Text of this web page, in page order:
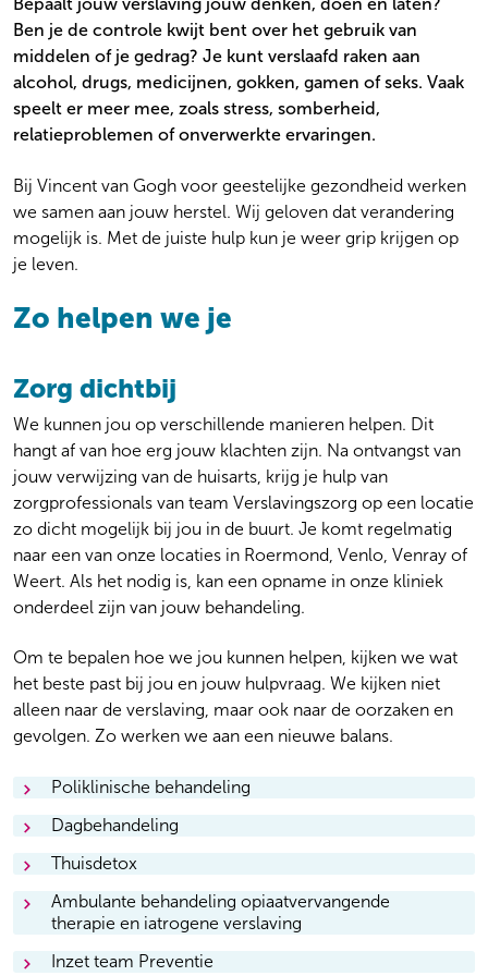
Gezin en systeem
Ouderenpsychiatrie
Persoonlijkheidsproblematiek
Preventie
Psychose
Stemming
Thuisbegeleiding
Trauma en PTSS
Verslaving
Zeldzame en onbegrepen aandoeningen
Locaties
Wachttijden
Kosten
Veelgestelde vragen
Over onze zorg aan jou
Algemeen
Werken bij
Over ons
Actueel
Ervaringen
Bepaalt jouw verslaving jouw denken, doen en laten?
Ben je de controle kwijt bent over het gebruik van
middelen of je gedrag? Je kunt verslaafd raken aan
alcohol, drugs, medicijnen, gokken, gamen of seks. Vaak
speelt er meer mee, zoals stress, somberheid,
relatieproblemen of onverwerkte ervaringen.
Bij Vincent van Gogh voor geestelijke gezondheid werken
we samen aan jouw herstel. Wij geloven dat verandering
mogelijk is. Met de juiste hulp kun je weer grip krijgen op
je leven.
Zo helpen we je
Zorg dichtbij
We kunnen jou op verschillende manieren helpen. Dit
hangt af van hoe erg jouw klachten zijn. Na ontvangst van
jouw verwijzing van de huisarts, krijg je hulp van
zorgprofessionals van team Verslavingszorg op een locatie
zo dicht mogelijk bij jou in de buurt. Je komt regelmatig
naar een van onze locaties in Roermond, Venlo, Venray of
Weert. Als het nodig is, kan een opname in onze kliniek
onderdeel zijn van jouw behandeling.
Om te bepalen hoe we jou kunnen helpen, kijken we wat
het beste past bij jou en jouw hulpvraag. We kijken niet
alleen naar de verslaving, maar ook naar de oorzaken en
gevolgen. Zo werken we aan een nieuwe balans.
Poliklinische behandeling
een keer per week therapie hebt bij een behandelaar op
een van onze locaties bij jou in de buurt. Deze
behandelvorm is vaak in groepsverband en wordt ingezet
als:
er geen intensievere vorm van behandeling nodig is
Dagbehandeling
groepsbehandeling. Natuurlijk kom je bij ons voor je eigen
problemen, maar we weten uit ervaring dat het helpt als je
met anderen ervaringen deelt. De dagbehandeling bestaat
uit een intensieve groepsbehandeling waarbij je 3 dagen
Thuisdetox
van een alcohol-, drugs of medicijnverslaving. Je krijgt
daarbij begeleiding van zorgverleners van ons team
Verslavingszorg. We werken ook nauw samen met je
Ambulante behandeling opiaatvervangende
therapie en iatrogene verslaving
Inzet team Preventie